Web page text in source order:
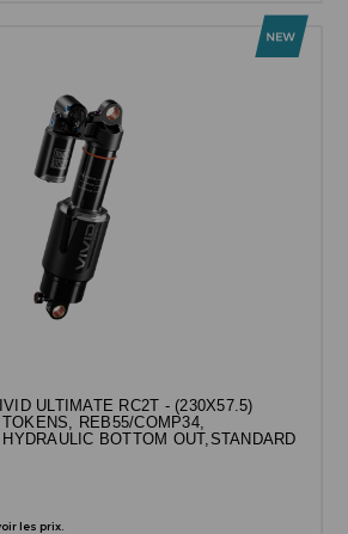
ULTIMATE RC2T - (230X57.5)
REB55/COMP34,
HYDRAULIC BOTTOM OUT,STANDARD
les prix.